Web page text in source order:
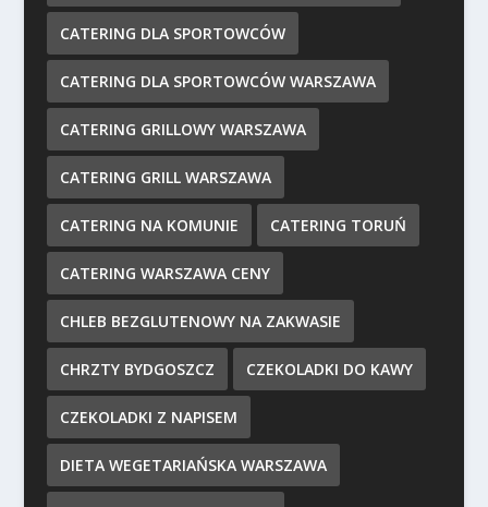
CATERING DLA SPORTOWCÓW
CATERING DLA SPORTOWCÓW WARSZAWA
CATERING GRILLOWY WARSZAWA
CATERING GRILL WARSZAWA
CATERING NA KOMUNIE CATERING TORUŃ
CATERING WARSZAWA CENY
CHLEB BEZGLUTENOWY NA ZAKWASIE
CHRZTY BYDGOSZCZ CZEKOLADKI DO KAWY
CZEKOLADKI Z NAPISEM
DIETA WEGETARIAŃSKA WARSZAWA